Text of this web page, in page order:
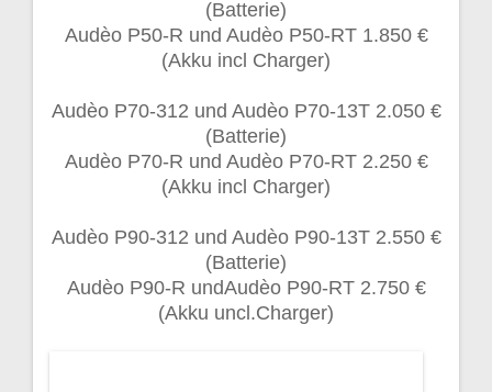
(Batterie)
Audèo P50-R und Audèo P50-RT 1.850 €
(Akku incl Charger)
Audèo P70-312 und Audèo P70-13T 2.050 €
(Batterie)
Audèo P70-R und Audèo P70-RT 2.250 €
(Akku incl Charger)
Audèo P90-312 und Audèo P90-13T 2.550 €
(Batterie)
Audèo P90-R undAudèo P90-RT 2.750 €
(Akku uncl.Charger)